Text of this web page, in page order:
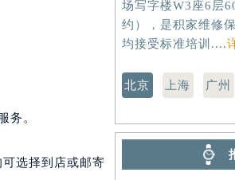
务。
选择到店或邮寄
场写字楼W3座6层
约），是积家维修
均接受标准培训....
北京 上海 广州